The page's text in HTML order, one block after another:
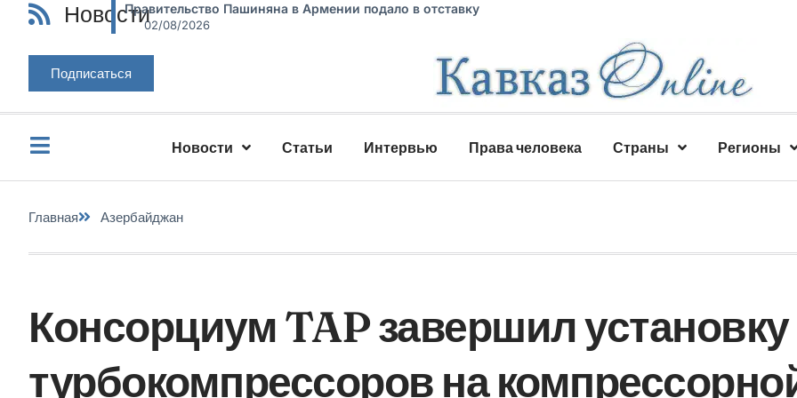
НовостиПравительство Пашиняна в Армении подало в отставку
02/08/2026
Подписаться
Новости Статьи Интервью Права человека Страны Регионы
Главная Азербайджан
Консорциум TAP завершил установку
турбокомпрессоров на